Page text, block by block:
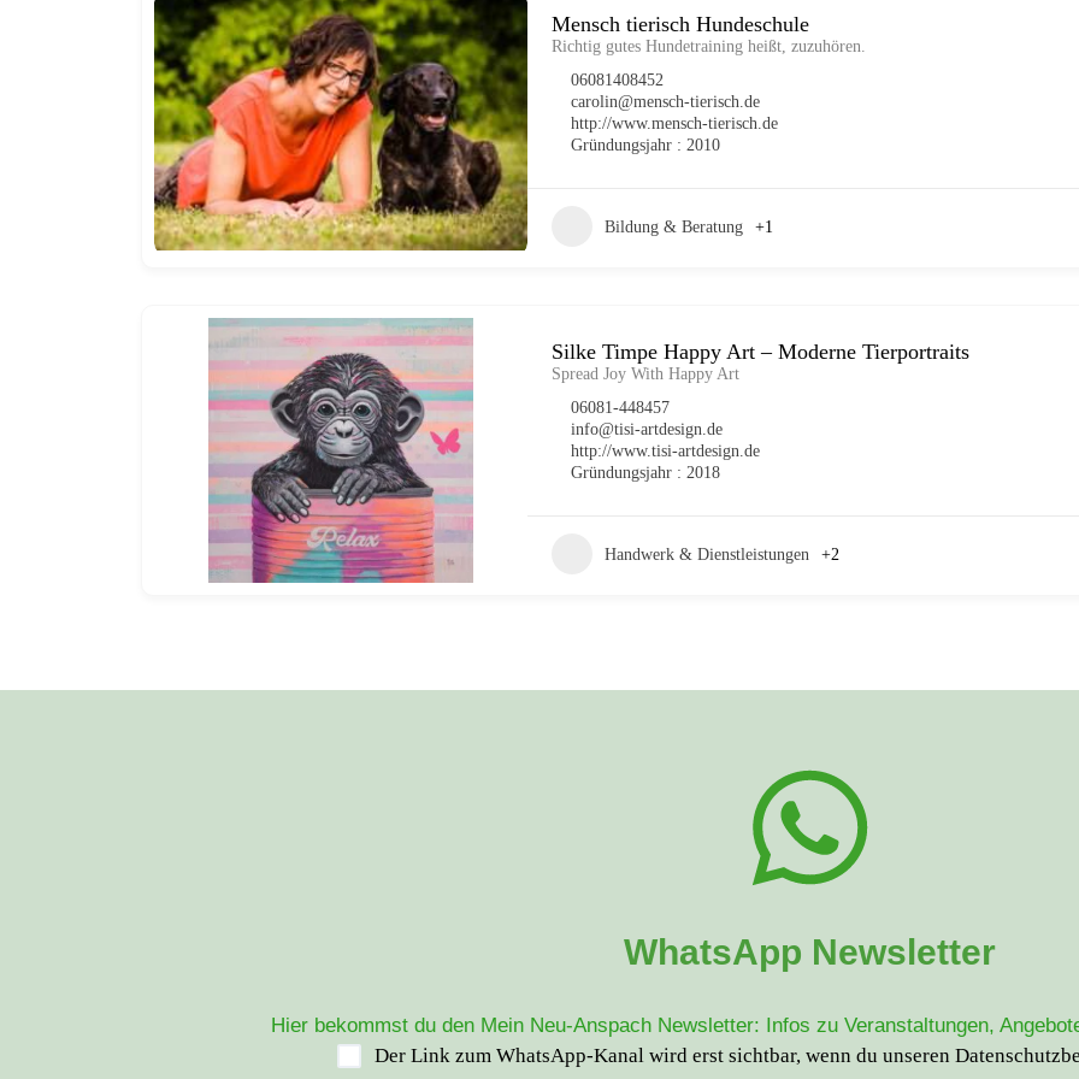
Handwerk & Dienstleistungen
Haustiere & Tiere
Industrie & Produktion
Kunst & Unterhaltung
Landwirtschaft & Natur
Reisen & Tourismus
Vereine & Gemeinschaft
Mensch tierisch Hundeschule
Richtig gutes Hundetraining heißt, zuzuhören.
06081408452
carolin@mensch-tierisch.de
http://www.mensch-tierisch.de
Gründungsjahr : 2010
Bildung & Beratung +1
Silke Timpe Happy Art – Moderne Tierportraits
Spread Joy With Happy Art
06081-448457
info@tisi-artdesign.de
http://www.tisi-artdesign.de
Gründungsjahr : 2018
Handwerk & Dienstleistungen +2
WhatsApp Newsletter
Hier bekommst du den Mein Neu-Anspach Newsletter: Infos zu Veranstaltungen,
Der Link zum WhatsApp-Kanal wird erst sichtbar, wenn du unseren